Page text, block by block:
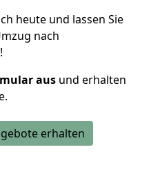
heute und lassen Sie
nach
aus und erhalten
erhalten